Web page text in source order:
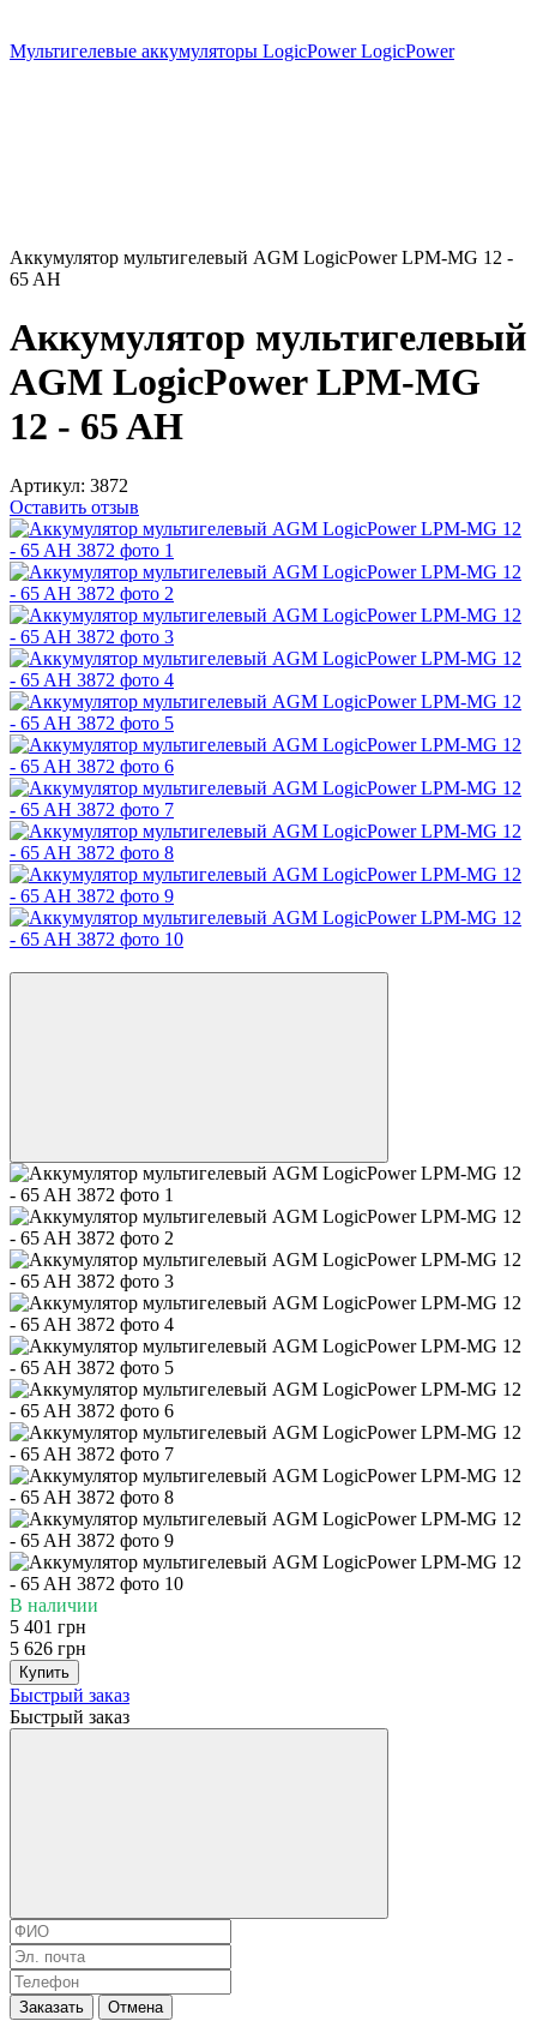
Мультигелевые аккумуляторы LogicPower LogicPower
Аккумулятор мультигелевый AGM LogicPower LPM-MG 12 -
65 AH
Аккумулятор мультигелевый
AGM LogicPower LPM-MG
12 - 65 AH
Артикул: 3872
Оставить отзыв
В наличии
5 401 грн
5 626 грн
Купить
Быстрый заказ
Быстрый заказ
Заказать Отмена